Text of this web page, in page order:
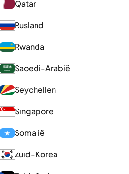
Qatar
Rusland
Rwanda
Saoedi-Arabië
Seychellen
Singapore
Somalië
Zuid-Korea